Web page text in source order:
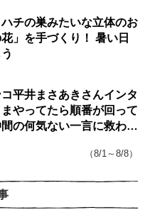
ハチの巣みたいな立体のお
」を手づくり！ 暑い日
平井まさあきさんインタ
やってたら順番が回って
の何気ない一言に救われ
（8/1～8/8）